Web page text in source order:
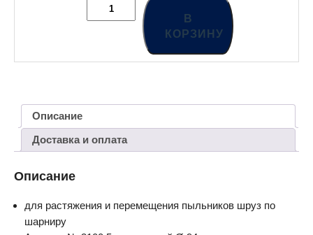
В
КОРЗИНУ
Описание
Доставка и оплата
Описание
для растяжения и перемещения пыльников шруз по
шарниру